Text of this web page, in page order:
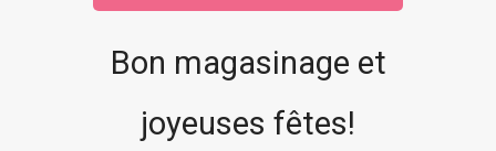
Bon magasinage et
joyeuses fêtes!